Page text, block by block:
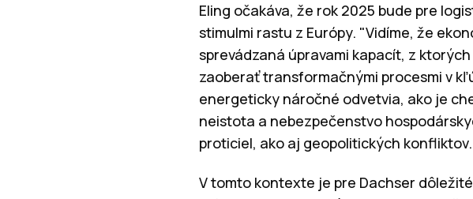
Eling očakáva, že rok 2025 bude pre
stimulmi rastu z Európy. "Vidíme, že
sprevádzaná úpravami kapacít, z
zaoberať transformačnými procesmi v
energeticky náročné odvetvia, ako je
neistota a nebezpečenstvo
proticiel, ako aj geopolitických konfliktov.
V tomto kontexte je pre Dachser